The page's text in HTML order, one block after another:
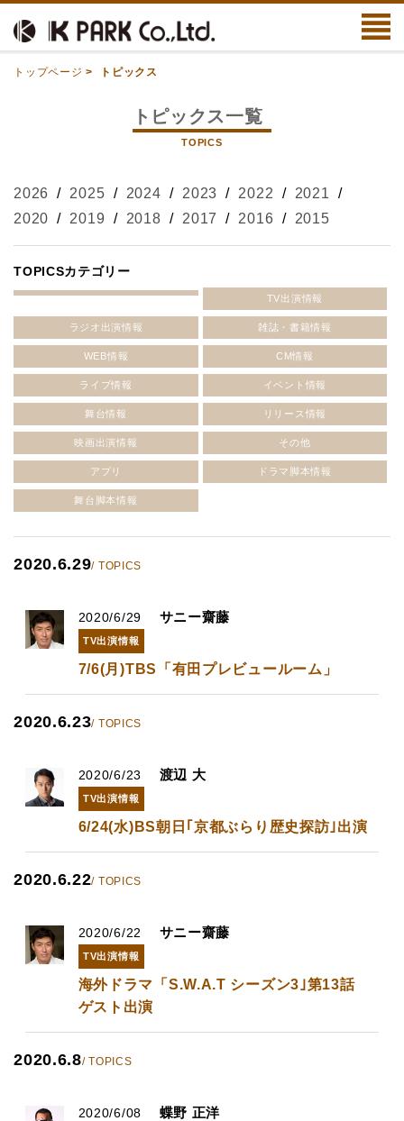
トップページ > トピックス
トピックス一覧
TOPICS
2026 / 2025 / 2024 / 2023 / 2022 / 2021 /
2020 / 2019 / 2018 / 2017 / 2016 / 2015
TOPICSカテゴリー
TV出演情報
ラジオ出演情報 雑誌・書籍情報
WEB情報 CM情報
ライブ情報 イベント情報
舞台情報 リリース情報
映画出演情報 その他
アプリ ドラマ脚本情報
舞台脚本情報
2020.6.29/ TOPICS
2020/6/29 サニー齋藤
TV出演情報
7/6(月)TBS「有田プレビュールーム」
2020.6.23/ TOPICS
2020/6/23 渡辺 大
TV出演情報
6/24(水)BS朝日｢京都ぶらり歴史探訪｣出演
2020.6.22/ TOPICS
2020/6/22 サニー齋藤
TV出演情報
海外ドラマ「S.W.A.T シーズン3｣第13話
ゲスト出演
2020.6.8/ TOPICS
2020/6/08 蝶野 正洋